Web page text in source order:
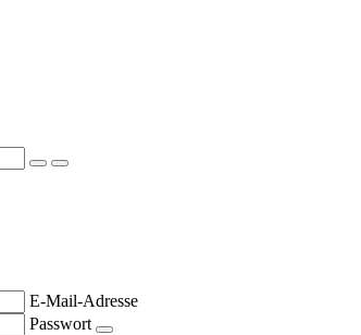
E-Mail-Adresse
Passwort